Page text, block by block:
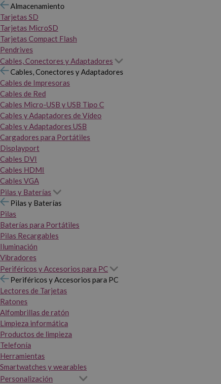
Almacenamiento
Tarjetas SD
Tarjetas MicroSD
Tarjetas Compact Flash
Pendrives
Cables, Conectores y Adaptadores
Cables, Conectores y Adaptadores
Cables de Impresoras
Cables de Red
Cables Micro-USB y USB Tipo C
Cables y Adaptadores de Vídeo
Cables y Adaptadores USB
Cargadores para Portátiles
Displayport
Cables DVI
Cables HDMI
Cables VGA
Pilas y Baterías
Pilas y Baterías
Pilas
Baterías para Portátiles
Pilas Recargables
Iluminación
Vibradores
Periféricos y Accesorios para PC
Periféricos y Accesorios para PC
Lectores de Tarjetas
Ratones
Alfombrillas de ratón
Limpieza informática
Productos de limpieza
Telefonía
Herramientas
Smartwatches y wearables
Personalización